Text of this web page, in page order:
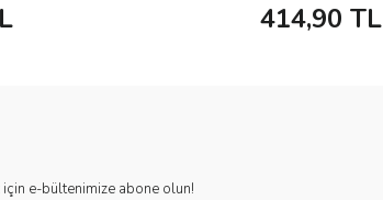
414,90 TL
e-bültenimize abone olun!